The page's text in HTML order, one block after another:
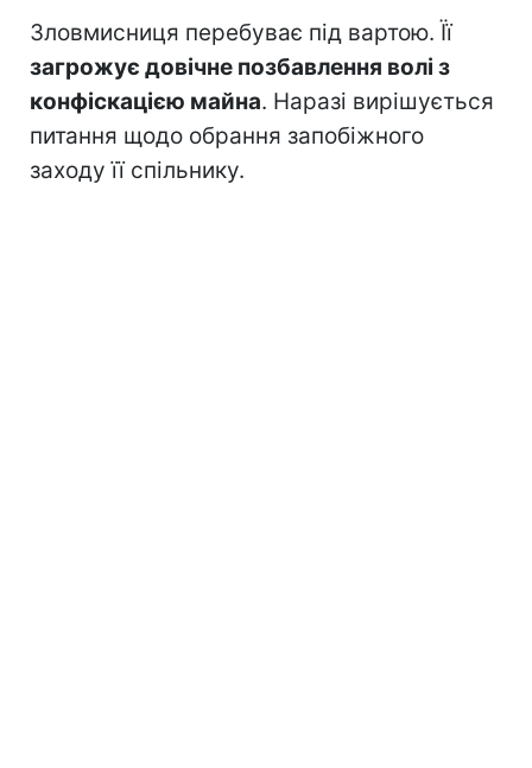
Зловмисниця перебуває під вартою. Її
загрожує довічне позбавлення волі з
конфіскацією майна. Наразі вирішується
питання щодо обрання запобіжного
заходу її спільнику.